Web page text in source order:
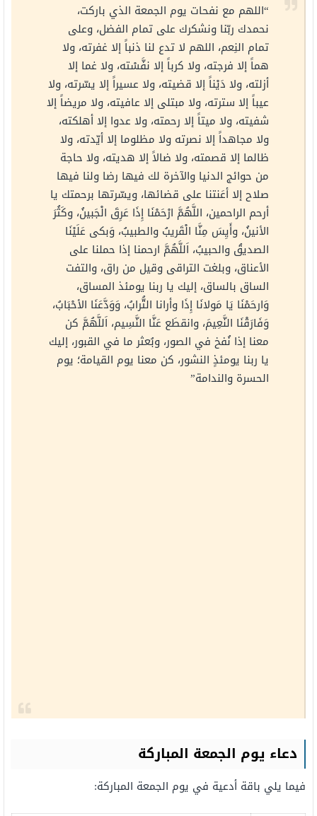
“اللهم مع نفحات يوم الجمعة الذي باركت،
نحمدك ربّنا ونشكرك على تمام الفضل، وعلى
تمام النِعم، اللهم لا تدع لنا ذنباً إلا غفرته، ولا
هماً إلا فرجته، ولا كرباً إلا نفَّسْته، ولا غما إلا
أزلته، ولا دَيْناً إلا قضيته، ولا عسيراً إلا يسّرته، ولا
عيباً إلا سترته، ولا مبتلى إلا عافيته، ولا مريضاً إلا
شفيته، ولا ميتاً إلا رحمته، ولا عدوا إلا أهلكته،
ولا مجاهداً إلا نصرته ولا مظلوما إلا أيّدته، ولا
ظالما إلا قصمته، ولا ضالاً إلا هديته، ولا حاجة
من حوائج الدنيا والآخرة لك فيها رضا ولنا فيها
صلاح إلا أعَنتنا على قضائها، ويسّرتها برحمتك يا
أرحم الراحمين، اللَّهُمَّ ارْحَمْنَا إِذَا عَرِقَ الْجَبينُ، وكَثُرَ
الأنينُ، وأَيِسَ مِنَّا الْقَريبُ والطبيبُ، وَبكى عَلَيْنَا
الصديقُ والحبيبُ، اَللَّهُمَّ ارحمنا إذا حملنا على
الأعناق، وبلغت التراقى وقيل من راق، والتفت
الساق بالساق، إليك يا ربنا يومئذ المساق،
وَارحَمْنَا يَا مَولانَا إِذَا وأرانا التُّرابُ، وَوَدَّعَنَا الأحْبَابُ،
وَفَارَقْنَا النَّعِيمَ، وانقطَع عَنَّا النَّسِيم، اَللَّهُمَّ كن
معنا إذا نُفخ في الصور، وبُعثر ما في القبور، إليك
يا ربنا يومئذٍ النشور، كن معنا يوم القيامة؛ يوم
الحسرة والندامة”
دعاء يوم الجمعة المباركة
فيما يلي باقة أدعية في يوم الجمعة المباركة: